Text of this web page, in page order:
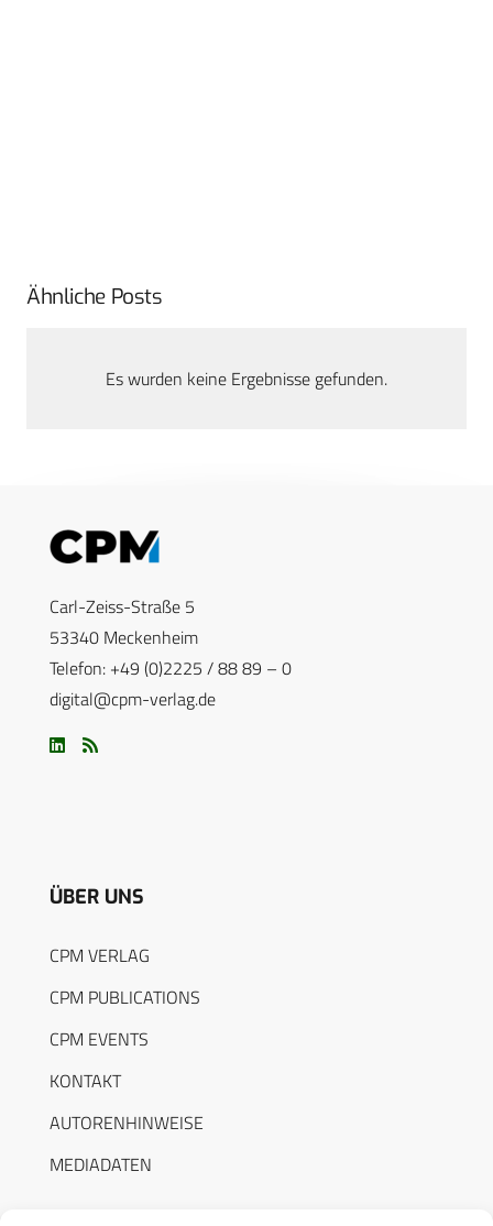
Ähnliche Posts
Es wurden keine Ergebnisse gefunden.
Carl-Zeiss-Straße 5
53340 Meckenheim
Telefon: +49 (0)2225 / 88 89 – 0
digital@cpm-verlag.de
ÜBER UNS
CPM VERLAG
CPM PUBLICATIONS
CPM EVENTS
KONTAKT
AUTORENHINWEISE
MEDIADATEN